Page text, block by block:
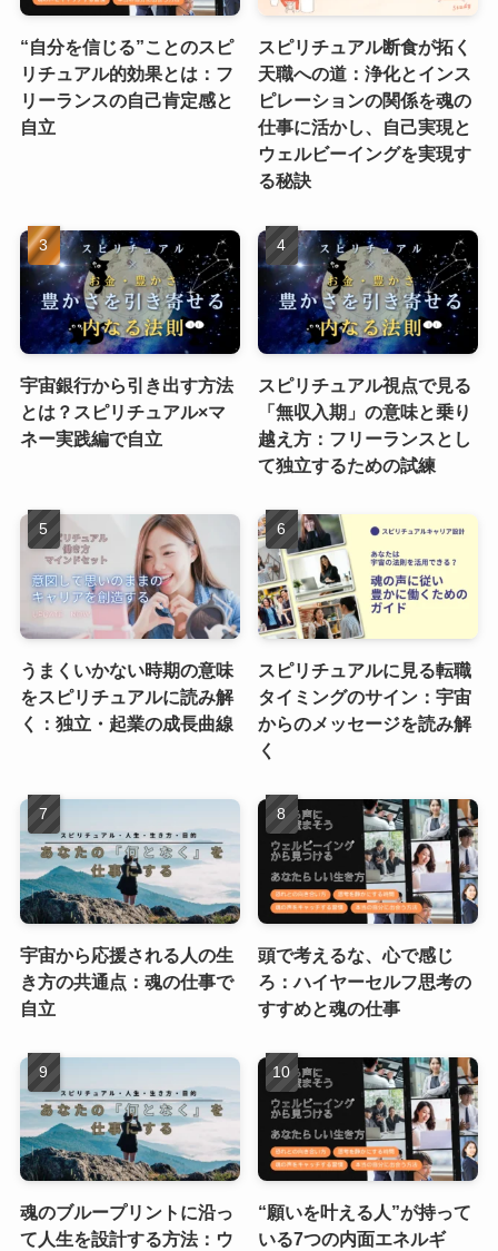
“自分を信じる”ことのスピ
リチュアル的効果とは：フ
リーランスの自己肯定感と
自立
スピリチュアル断食が拓く
天職への道：浄化とインス
ピレーションの関係を魂の
仕事に活かし、自己実現と
ウェルビーイングを実現す
る秘訣
宇宙銀行から引き出す方法
とは？スピリチュアル×マ
ネー実践編で自立
スピリチュアル視点で見る
「無収入期」の意味と乗り
越え方：フリーランスとし
て独立するための試練
うまくいかない時期の意味
をスピリチュアルに読み解
く：独立・起業の成長曲線
スピリチュアルに見る転職
タイミングのサイン：宇宙
からのメッセージを読み解
く
宇宙から応援される人の生
き方の共通点：魂の仕事で
自立
頭で考えるな、心で感じ
ろ：ハイヤーセルフ思考の
すすめと魂の仕事
魂のブループリントに沿っ
て人生を設計する方法：ウ
“願いを叶える人”が持って
いる7つの内面エネルギ